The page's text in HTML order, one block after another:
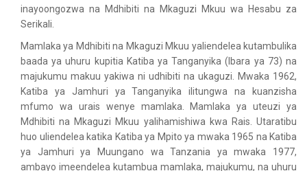
inayoongozwa na Mdhibiti na Mkaguzi Mkuu wa Hesabu za
Serikali.
Mamlaka ya Mdhibiti na Mkaguzi Mkuu yaliendelea kutambulika
baada ya uhuru kupitia Katiba ya Tanganyika (Ibara ya 73) na
majukumu makuu yakiwa ni udhibiti na ukaguzi. Mwaka 1962,
Katiba ya Jamhuri ya Tanganyika ilitungwa na kuanzisha
mfumo wa urais wenye mamlaka. Mamlaka ya uteuzi ya
Mdhibiti na Mkaguzi Mkuu yalihamishiwa kwa Rais. Utaratibu
huo uliendelea katika Katiba ya Mpito ya mwaka 1965 na Katiba
ya Jamhuri ya Muungano wa Tanzania ya mwaka 1977,
ambayo imeendelea kutambua mamlaka, majukumu, na uhuru